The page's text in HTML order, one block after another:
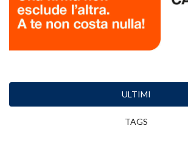
ULTIMI
TAGS